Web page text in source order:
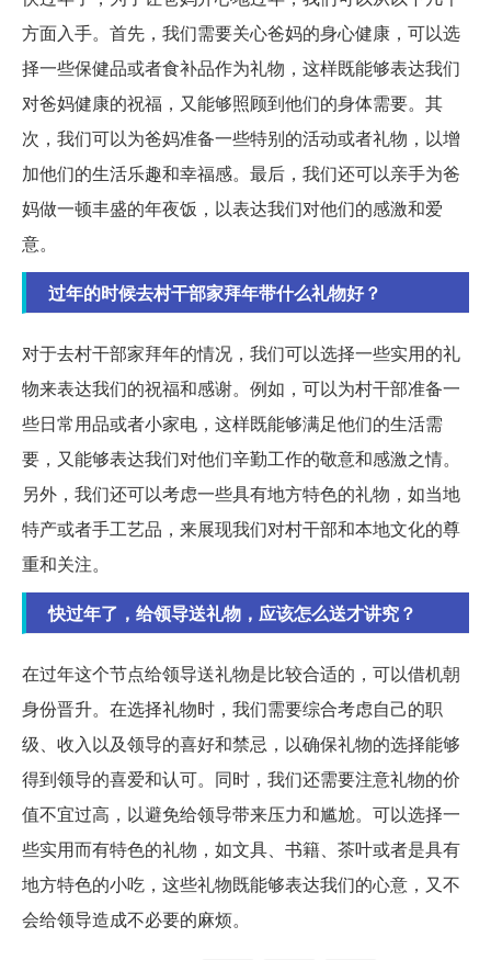
方面入手。首先，我们需要关心爸妈的身心健康，可以选
择一些保健品或者食补品作为礼物，这样既能够表达我们
对爸妈健康的祝福，又能够照顾到他们的身体需要。其
次，我们可以为爸妈准备一些特别的活动或者礼物，以增
加他们的生活乐趣和幸福感。最后，我们还可以亲手为爸
妈做一顿丰盛的年夜饭，以表达我们对他们的感激和爱
意。
过年的时候去村干部家拜年带什么礼物好？
对于去村干部家拜年的情况，我们可以选择一些实用的礼
物来表达我们的祝福和感谢。例如，可以为村干部准备一
些日常用品或者小家电，这样既能够满足他们的生活需
要，又能够表达我们对他们辛勤工作的敬意和感激之情。
另外，我们还可以考虑一些具有地方特色的礼物，如当地
特产或者手工艺品，来展现我们对村干部和本地文化的尊
重和关注。
快过年了，给领导送礼物，应该怎么送才讲究？
在过年这个节点给领导送礼物是比较合适的，可以借机朝
身份晋升。在选择礼物时，我们需要综合考虑自己的职
级、收入以及领导的喜好和禁忌，以确保礼物的选择能够
得到领导的喜爱和认可。同时，我们还需要注意礼物的价
值不宜过高，以避免给领导带来压力和尴尬。可以选择一
些实用而有特色的礼物，如文具、书籍、茶叶或者是具有
地方特色的小吃，这些礼物既能够表达我们的心意，又不
会给领导造成不必要的麻烦。